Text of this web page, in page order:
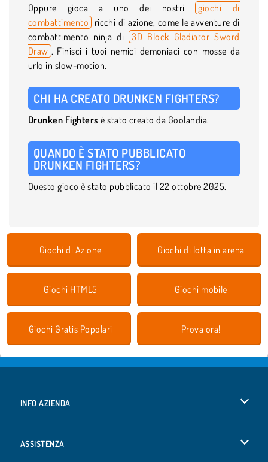
Oppure gioca a uno dei nostri giochi di
combattimento ricchi di azione, come le avventure di
combattimento ninja di 3D Block Gladiator Sword
Draw . Finisci i tuoi nemici demoniaci con mosse da
urlo in slow-motion.
CHI HA CREATO DRUNKEN FIGHTERS?
Drunken Fighters è stato creato da Goolandia.
QUANDO È STATO PUBBLICATO
DRUNKEN FIGHTERS?
Questo gioco è stato pubblicato il 22 ottobre 2025.
Giochi di Azione Giochi di lotta in arena
Giochi HTML5 Giochi mobile
Giochi Gratis Popolari Prova ora!
INFO AZIENDA
ASSISTENZA